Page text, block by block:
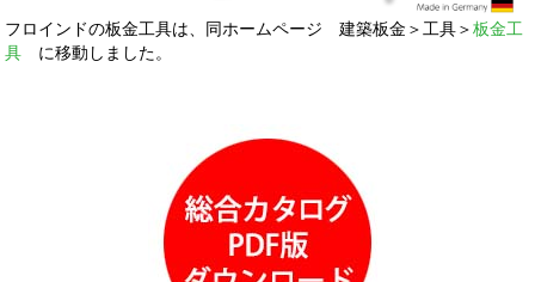
フロインドの板金工具は、同ホームページ 建築板金＞工具＞板金工
具 に移動しました。